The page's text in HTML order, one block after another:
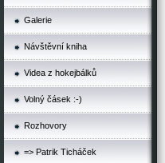
Galerie
Návštěvní kniha
Videa z hokejbálků
Volný čásek :-)
Rozhovory
=> Patrik Ticháček